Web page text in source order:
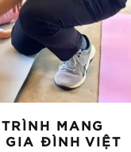
MANG
GIA ĐÌNH VIỆT